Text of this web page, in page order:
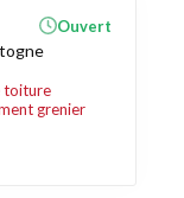
toiture
grenier
Ouvert